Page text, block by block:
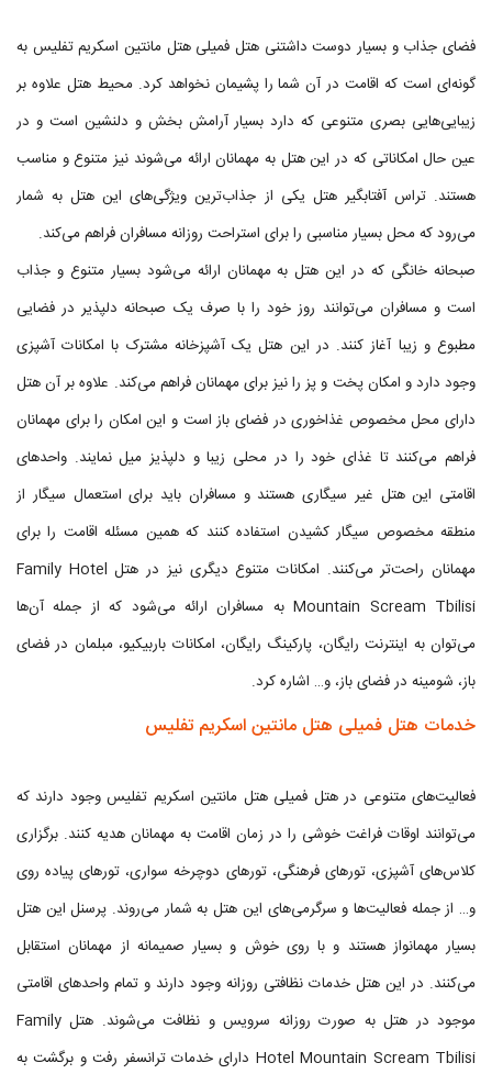
فضای جذاب و بسیار دوست داشتنی هتل فمیلی هتل مانتین اسکریم تفلیس به
گونه‌ای است که اقامت در آن شما را پشیمان نخواهد کرد. محیط هتل علاوه بر
زیبایی‌هایی بصری متنوعی که دارد بسیار آرامش بخش و دلنشین است و در
عین حال امکاناتی که در این هتل به مهمانان ارائه می‌شوند نیز متنوع و مناسب
هستند. تراس آفتابگیر هتل یکی از جذاب‌ترین ویژگی‌های این هتل به شمار
می‌رود که محل بسیار مناسبی را برای استراحت روزانه مسافران فراهم می‌کند.
صبحانه خانگی که در این هتل به مهمانان ارائه می‌شود بسیار متنوع و جذاب
است و مسافران می‌توانند روز خود را با صرف یک صبحانه دلپذیر در فضایی
مطبوع و زیبا آغاز کنند. در این هتل یک آشپزخانه مشترک با امکانات آشپزی
وجود دارد و امکان پخت و پز را نیز برای مهمانان فراهم می‌کند. علاوه بر آن هتل
دارای محل مخصوص غذاخوری در فضای باز است و این امکان را برای مهمانان
فراهم می‌کنند تا غذای خود را در محلی زیبا و دلپذیز میل نمایند. واحدهای
اقامتی این هتل غیر سیگاری هستند و مسافران باید برای استعمال سیگار از
منطقه مخصوص سیگار کشیدن استفاده کنند که همین مسئله اقامت را برای
مهمانان راحت‌تر می‌کنند. امکانات متنوع دیگری نیز در هتل Family Hotel
Mountain Scream Tbilisi به مسافران ارائه می‌شود که از جمله آن‌ها
می‌توان به اینترنت رایگان، پارکینگ رایگان، امکانات باربیکیو، مبلمان در فضای
باز، شومینه در فضای باز، و… اشاره کرد.
خدمات هتل فمیلی هتل مانتین اسکریم تفلیس
فعالیت‌های متنوعی در هتل فمیلی هتل مانتین اسکریم تفلیس وجود دارند که
می‌توانند اوقات فراغت خوشی را در زمان اقامت به مهمانان هدیه کنند. برگزاری
کلاس‌های آشپزی، تورهای فرهنگی، تورهای دوچرخه سواری، تورهای پیاده روی
و… از جمله فعالیت‌ها و سرگرمی‌های این هتل به شمار می‌روند. پرسنل این هتل
بسیار مهمانواز هستند و با روی خوش و بسیار صمیمانه از مهمانان استقابل
می‌کنند. در این هتل خدمات نظافتی روزانه وجود دارند و تمام واحدهای اقامتی
موجود در هتل به صورت روزانه سرویس و نظافت می‌شوند. هتل Family
Hotel Mountain Scream Tbilisi دارای خدمات ترانسفر رفت و برگشت به